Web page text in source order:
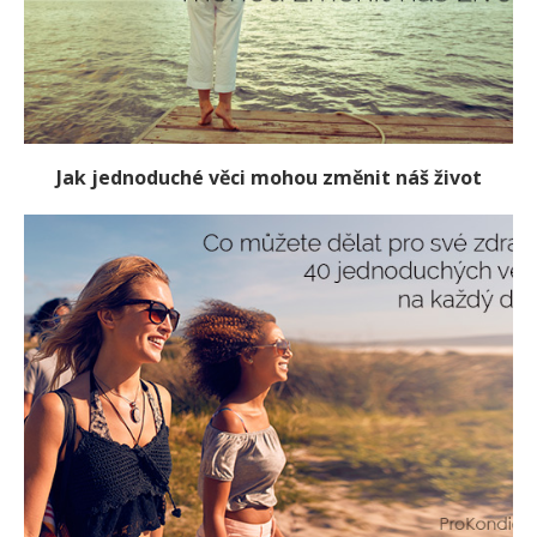
Jak jednoduché věci mohou změnit náš život